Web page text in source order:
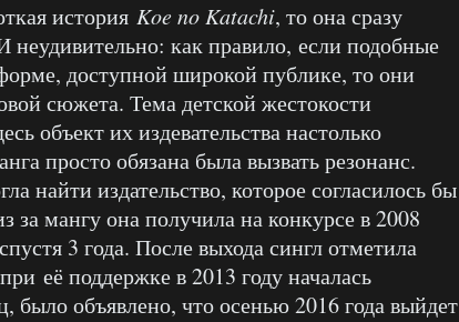
история Koe no Katachi, то она сразу
неудивительно: как правило, если подобные
доступной широкой публике, то они
сюжета. Тема детской жестокости
объект их издевательства настолько
просто обязана была вызвать резонанс.
найти издательство, которое согласилось бы
за мангу она получила на конкурсе в 2008
3 года. После выхода сингл отметила
её поддержке в 2013 году началась
было объявлено, что осенью 2016 года выйдет